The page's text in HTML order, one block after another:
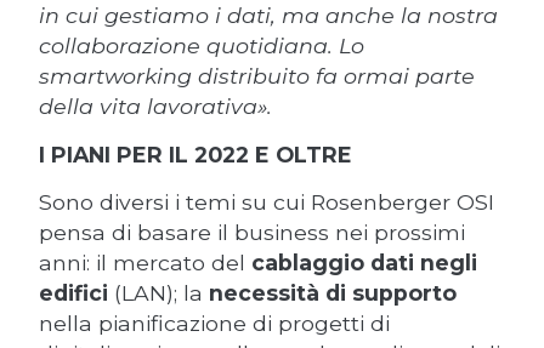
in cui gestiamo i dati, ma anche la nostra
collaborazione quotidiana. Lo
smartworking distribuito fa ormai parte
della vita lavorativa».
I PIANI PER IL 2022 E OLTRE
Sono diversi i temi su cui Rosenberger OSI
pensa di basare il business nei prossimi
anni: il mercato del cablaggio dati negli
edifici (LAN); la necessità di supporto
nella pianificazione di progetti di